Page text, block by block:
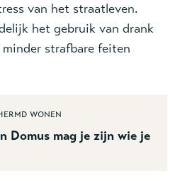
van het straatleven.
het gebruik van drank
strafbare feiten
Domus mag je zijn wie je
wonen